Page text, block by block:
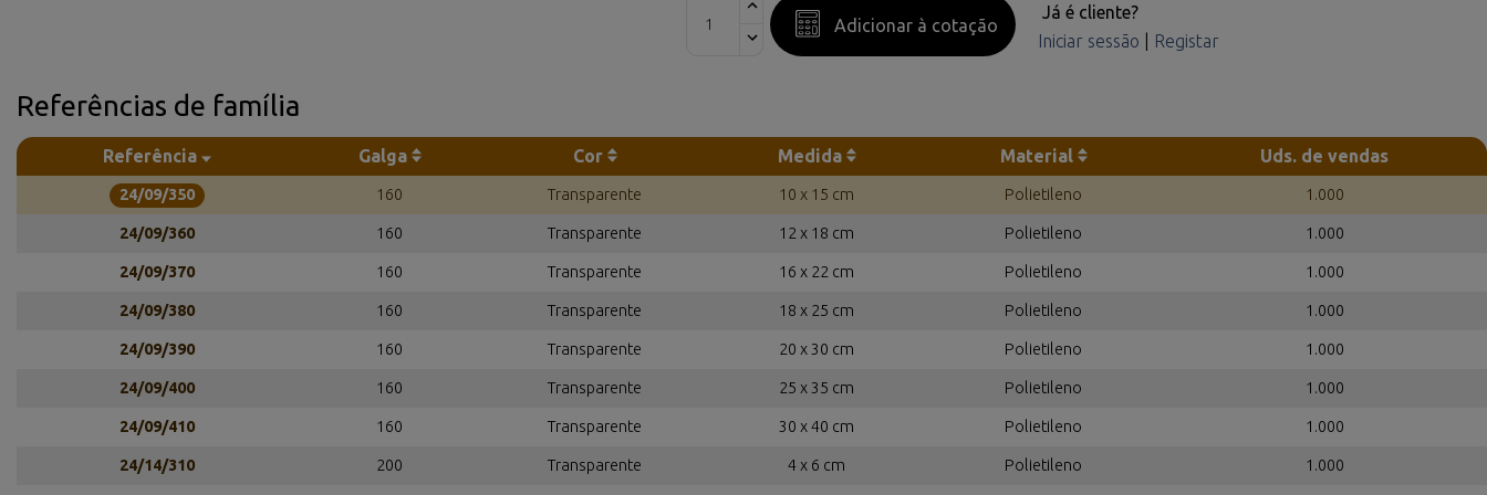
Adicionar à cotação
Já é cliente?
Iniciar sessão
Registar
Referências de família
Referência Galga Cor Medida Material Uds. de vendas
24/09/350 160 Transparente 10 x 15 cm Polietileno 1.000
24/09/360 160 Transparente 12 x 18 cm Polietileno 1.000
24/09/370 160 Transparente 16 x 22 cm Polietileno 1.000
24/09/380 160 Transparente 18 x 25 cm Polietileno 1.000
24/09/390 160 Transparente 20 x 30 cm Polietileno 1.000
24/09/400 160 Transparente 25 x 35 cm Polietileno 1.000
24/09/410 160 Transparente 30 x 40 cm Polietileno 1.000
24/14/310 200 Transparente 4 x 6 cm Polietileno 1.000